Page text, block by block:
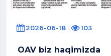
2026-06-18 103
OAV biz haqimizda